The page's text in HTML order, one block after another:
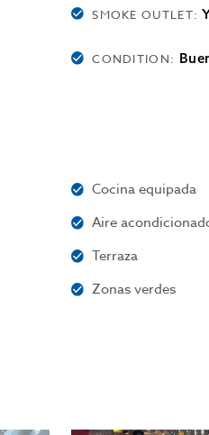
SMOKE OUTLET:
CONDITION:
Cocina equipada
Aire
Terraza
Zonas verdes